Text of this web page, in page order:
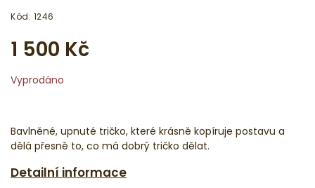
Kód: 1246
1 500 Kč
Vyprodáno
Bavlněné, upnuté tričko, které krásně kopíruje postavu a
dělá přesně to, co má dobrý tričko dělat.
Detailní informace